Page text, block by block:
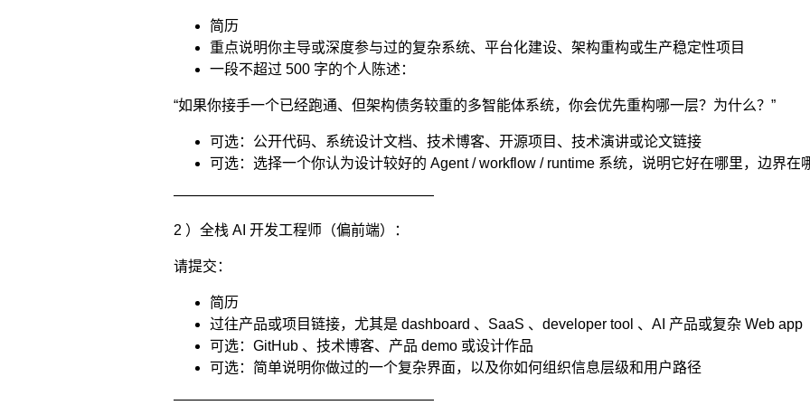
简历
重点说明你主导或深度参与过的复杂系统、平台化建设、架构重构或生产稳定性项目
一段不超过 500 字的个人陈述：
“如果你接手一个已经跑通、但架构债务较重的多智能体系统，你会优先重构哪一层？为什么？”
可选：公开代码、系统设计文档、技术博客、开源项目、技术演讲或论文链接
可选：选择一个你认为设计较好的 Agent / workflow / runtime 系统，说明它好在哪里，边界在
——————————————————
2 ）全栈 AI 开发工程师（偏前端）：
请提交：
简历
过往产品或项目链接，尤其是 dashboard 、SaaS 、developer tool 、AI 产品或复杂 Web app
可选：GitHub 、技术博客、产品 demo 或设计作品
可选：简单说明你做过的一个复杂界面，以及你如何组织信息层级和用户路径
——————————————————